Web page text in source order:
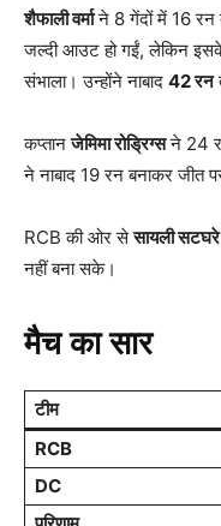
शैफाली वर्माने 8 गेंदों में 16 रन
जल्दी आउट हो गईं, लेकिन
संभाला। उन्होंने नाबाद 42रन
कप्तानजेमिमा रोड्रिग्सने 24
ने नाबाद 19 रन बनाकर जीत
RCB की ओर सेसायली सटघरे
नहीं बना सके।
मैच का सार
टीम
RCB
DC